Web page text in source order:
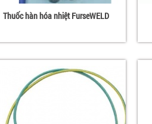
Thuốc hàn hóa nhiệt FurseWELD